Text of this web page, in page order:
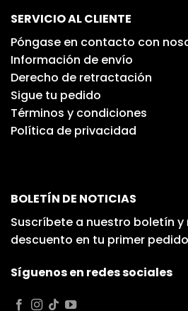
SERVICIO AL CLIENTE
Póngase en contacto con
Información de envío
Derecho de retractación
Sigue tu pedido
Términos y condiciones
Política de privacidad
BOLETÍN DE NOTICIAS
Suscríbete a nuestro boletín y
descuento en tu primer
Síguenos en redes sociales